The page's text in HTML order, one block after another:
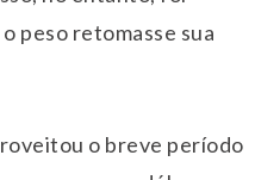
peso retomasse sua
o breve período